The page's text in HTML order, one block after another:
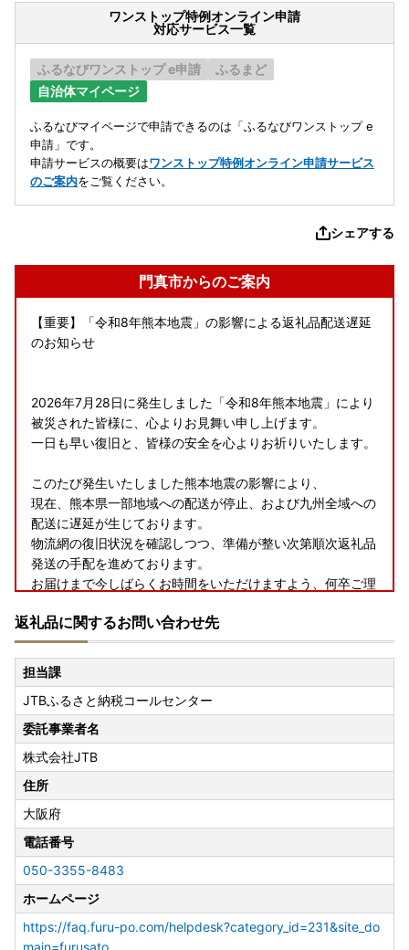
ワンストップ特例オンライン申請
対応サービス一覧
ふるなびワンストップ e申請
ふるまど
自治体マイページ
ふるなびマイページで申請できるのは「ふるなびワンストップ e
申請」です。
申請サービスの概要はワンストップ特例オンライン申請サービス
のご案内をご覧ください。
シェアする
門真市からのご案内
【重要】「令和8年熊本地震」の影響による返礼品配送遅延
のお知らせ
2026年7月28日に発生しました「令和8年熊本地震」により
被災された皆様に、心よりお見舞い申し上げます。
一日も早い復旧と、皆様の安全を心よりお祈りいたします。
このたび発生いたしました熊本地震の影響により、
現在、熊本県一部地域への配送が停止、および九州全域への
配送に遅延が生じております。
物流網の復旧状況を確認しつつ、準備が整い次第順次返礼品
発送の手配を進めております。
お届けまで今しばらくお時間をいただけますよう、何卒ご理
返礼品に関するお問い合わせ先
担当課
JTBふるさと納税コールセンター
委託事業者名
株式会社JTB
住所
大阪府
電話番号
050-3355-8483
ホームページ
https://faq.furu-po.com/helpdesk?category_id=231&site_do